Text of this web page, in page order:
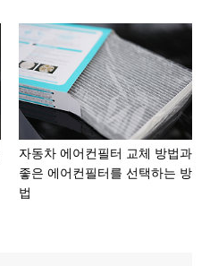
자동차 에어컨필터 교체 방법과
좋은 에어컨필터를 선택하는 방
법